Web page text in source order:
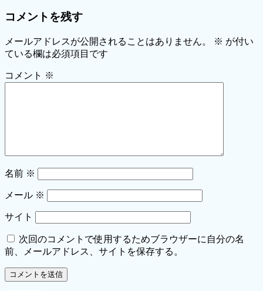
コメントを残す
メールアドレスが公開されることはありません。 ※ が付い
ている欄は必須項目です
コメント ※
名前 ※
メール ※
サイト
次回のコメントで使用するためブラウザーに自分の名
前、メールアドレス、サイトを保存する。